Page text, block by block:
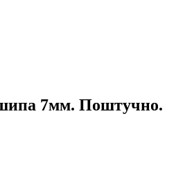
7мм. Поштучно.